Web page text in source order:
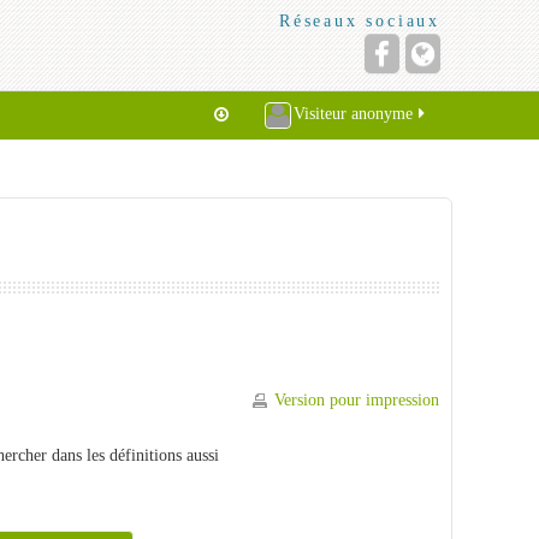
Réseaux sociaux
Visiteur anonyme
Version pour impression
dans les définitions aussi